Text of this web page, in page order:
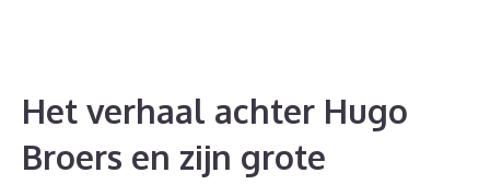
Het verhaal achter Hugo
Broers en zijn grote